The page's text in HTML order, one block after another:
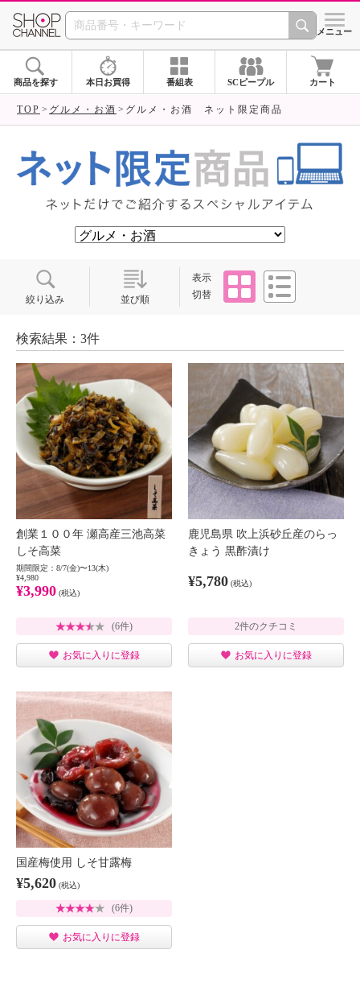
SHOP CHANNEL ショッ
メニュー
商品を探す 本日お買得 番組表 SCピープル カート
TOP グルメ・お酒 グルメ・お酒 ネット限定商品
絞り込み 並び順
表示
切替
タイル
検索結果：3件
創業１００年 瀬高産三池高菜
しそ高菜
期間限定：8/7(金)〜13(木)
¥4,980
¥3,990 (税込)
(6件)
お気に入りに登録
鹿児島県 吹上浜砂丘産のらっ
きょう 黒酢漬け
¥5,780 (税込)
2件のクチコミ
お気に入りに登録
国産梅使用 しそ甘露梅
¥5,620 (税込)
(6件)
お気に入りに登録